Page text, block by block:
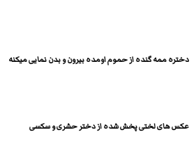
دختره ممه گنده از حموم اومده بیرون و بدن نمایی میکنه
عکس های لختی پخش شده از دختر حشری و سکسی